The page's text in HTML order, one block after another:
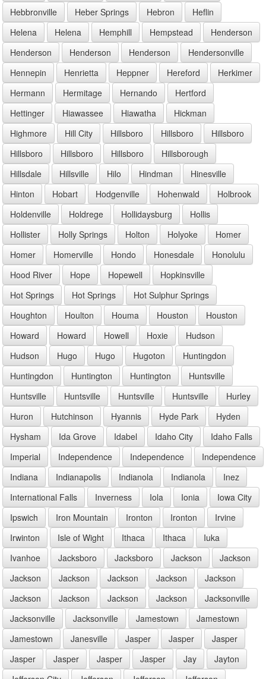
Hebbronville
Heber Springs Hebron
Heflin
Helena
Helena Hemphill Hempstead
Henderson
Henderson
Henderson Henderson
Hendersonville
Hennepin
Henrietta Heppner Hereford
Herkimer
Hermann
Hermitage Hernando
Hertford
Hettinger
Hiawassee Hiawatha
Hickman
Highmore
Hill City Hillsboro Hillsboro
Hillsboro
Hillsboro
Hillsboro Hillsboro
Hillsborough
Hillsdale
Hillsville Hilo Hindman
Hinesville
Hinton
Hobart Hodgenville Hohenwald
Holbrook
Holdenville
Holdrege Hollidaysburg
Hollis
Hollister
Holly Springs Holton Holyoke
Homer
Homer
Homerville Hondo Honesdale
Honolulu
Hood River
Hope Hopewell
Hopkinsville
Hot Springs
Hot Springs
Hot Sulphur Springs
Houghton
Houlton Houma Houston
Houston
Howard
Howard Howell Hoxie
Hudson
Hudson
Hugo Hugo Hugoton
Huntingdon
Huntingdon
Huntington Huntington
Huntsville
Huntsville
Huntsville Huntsville Huntsville
Hurley
Huron
Hutchinson Hyannis Hyde Park
Hyden
Hysham
Ida Grove Idabel Idaho City
Idaho Falls
Imperial
Independence Independence
Independence
Indiana
Indianapolis Indianola Indianola
Inez
International Falls
Inverness Iola Ionia
Iowa City
Ipswich
Iron Mountain Ironton Ironton
Irvine
Irwinton
Isle of Wight Ithaca Ithaca
Iuka
Ivanhoe
Jacksboro Jacksboro Jackson
Jackson
Jackson
Jackson Jackson Jackson
Jackson
Jackson
Jackson Jackson Jackson
Jacksonville
Jacksonville
Jacksonville Jamestown
Jamestown
Jamestown
Janesville Jasper Jasper
Jasper
Jasper
Jasper Jasper Jasper Jay
Jayton